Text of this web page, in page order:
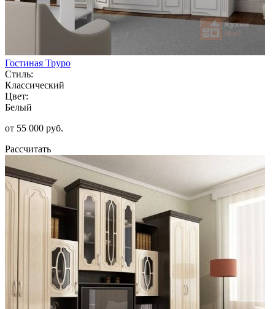
Гостиная Труро
Стиль:
Классический
Цвет:
Белый
от 55 000 руб.
Рассчитать